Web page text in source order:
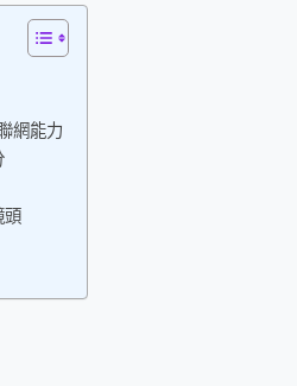
寶可夢飛人外掛iToolab AnyGo全新升級，GO Fest 五折優惠嗨翻天！支援 iOS/Android！
百倍變焦實測~ vivo X200 Pro 與 S25 Ultra 誰能滿足全場景拍攝需求？
超好用的 PLAUD NotePin AI 智慧錄音膠囊~ 您的AI 秘書已上線 每月免費送你 300分鐘轉寫
自帶線的 有線無線都能充 ONPRO MagReact M5 10000mAh 5合1 磁吸無線急速行動電源 開箱 評測
飛利浦 JS7310 ⚡【電急便｜行動儲能救車電源】 可靠的旅行夥伴！帶給您優異的安全性與強大供電效能
realme 14 Pro 超硬軍規、冰感變色實測，realme 14 5G 遊戲戰鬥值爆表，效能x娛樂全都要！
好玩好拍 vivo V50 ~ 口袋裡的 Zeiss 潮流攝影棚!
網能力
頭